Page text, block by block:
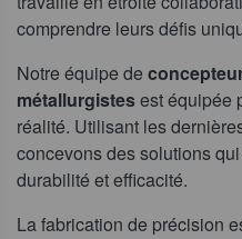
comprendre leurs défis
Notre équipe de
métallurgistesest équipée
réalité. Utilisant les
concevons des solutions
durabilité et efficacité.
La fabrication de précision